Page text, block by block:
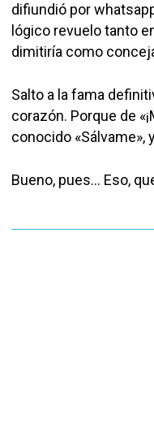
difiundió por
lógico revuelo tanto
dimitiría como
Salto a la fama
corazón. Porque de
conocido «Sálvame»,
Bueno, pues… Eso,